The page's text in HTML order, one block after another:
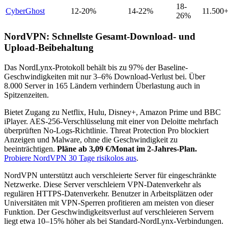
CyberGhost 12-20% 14-22%
18-
26%
11.500+
NordVPN: Schnellste Gesamt-Download- und
Upload-Beibehaltung
Das NordLynx-Protokoll behält bis zu 97% der Baseline-
Geschwindigkeiten mit nur 3–6% Download-Verlust bei. Über
8.000 Server in 165 Ländern verhindern Überlastung auch in
Spitzenzeiten.
Bietet Zugang zu Netflix, Hulu, Disney+, Amazon Prime und BBC
iPlayer. AES-256-Verschlüsselung mit einer von Deloitte mehrfach
überprüften No-Logs-Richtlinie. Threat Protection Pro blockiert
Anzeigen und Malware, ohne die Geschwindigkeit zu
beeinträchtigen. Pläne ab 3,09 €/Monat im 2-Jahres-Plan.
Probiere NordVPN 30 Tage risikolos aus.
NordVPN unterstützt auch verschleierte Server für eingeschränkte
Netzwerke. Diese Server verschleiern VPN-Datenverkehr als
regulären HTTPS-Datenverkehr. Benutzer in Arbeitsplätzen oder
Universitäten mit VPN-Sperren profitieren am meisten von dieser
Funktion. Der Geschwindigkeitsverlust auf verschleieren Servern
liegt etwa 10–15% höher als bei Standard-NordLynx-Verbindungen.